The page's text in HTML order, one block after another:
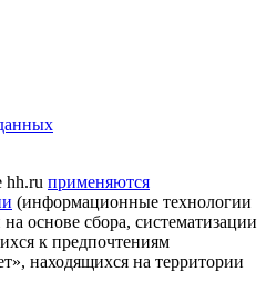
hh.ru применяются
(информационные технологии
основе сбора, систематизации
к предпочтениям
находящихся на территории